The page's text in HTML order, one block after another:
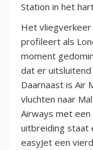
Station in het
Het vliegverkeer
profileert als
moment
dat er uitsluitend
Daarnaast is Air
vluchten naar
Airways met
uitbreiding staat
easyJet een